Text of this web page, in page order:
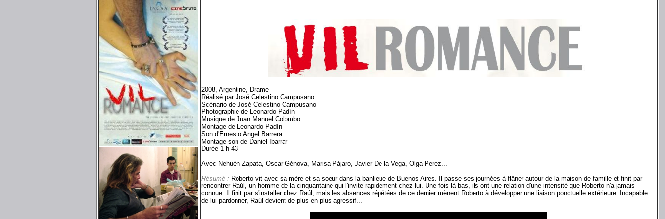
2008, Argentine, Drame
Réalisé par José Celestino Campusano
Scénario de José Celestino Campusano
Photographie de Leonardo Padín
Musique de Juan Manuel Colombo
Montage de Leonardo Padín
Son d'Ernesto Angel Barrera
Montage son de Daniel Ibarrar
Durée 1 h 43
Avec Nehuén Zapata, Oscar Génova, Marisa Pájaro, Javier De la Vega, Olga Perez...
Résumé : Roberto vit avec sa mère et sa soeur dans la banlieue de Buenos Aires. Il passe ses journées à flâner autour de la maison de famille et finit par
rencontrer Raúl, un homme de la cinquantaine qui l'invite rapidement chez lui. Une fois là-bas, ils ont une relation d'une intensité que Roberto n'a jamais
connue. Il finit par s'installer chez Raúl, mais les absences répétées de ce dernier mènent Roberto à développer une liaison ponctuelle extérieure. Incapable
de lui pardonner, Raúl devient de plus en plus agressif...